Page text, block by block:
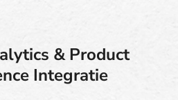
& Product
Integratie